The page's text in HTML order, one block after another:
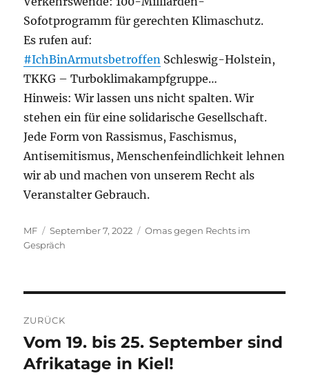
Sofotprogramm für gerechten Klimaschutz.
Es rufen auf:
#IchBinArmutsbetroffen Schleswig-Holstein,
TKKG – Turboklimakampfgruppe…
Hinweis: Wir lassen uns nicht spalten. Wir
stehen ein für eine solidarische Gesellschaft.
Jede Form von Rassismus, Faschismus,
Antisemitismus, Menschenfeindlichkeit lehnen
wir ab und machen von unserem Recht als
Veranstalter Gebrauch.
Autor
MF
Veröffentlicht
am
September 7, 2022 Kategorien
Omas gegen Rechts im
Gespräch
ZURÜCK
Vorheriger
Beitrag:
Vom 19. bis 25. September sind
Afrikatage in Kiel!